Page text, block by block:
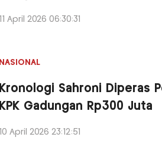
11 April 2026 06:30:31
NASIONAL
Kronologi Sahroni Diperas
KPK Gadungan Rp300 Juta
10 April 2026 23:12:51